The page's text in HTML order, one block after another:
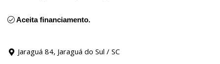
Aceita financiamento.
Jaraguá 84, Jaraguá do Sul / SC